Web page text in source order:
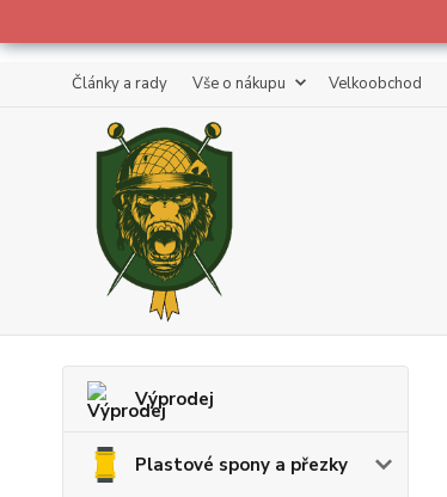
Články a rady Vše o nákupu Velkoobchod
Výprodej
Plastové spony a přezky